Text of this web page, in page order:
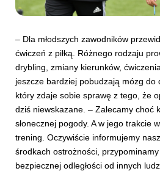
– Dla młodszych zawodników
ćwiczeń z piłką. Różnego rodzaju
drybling, zmiany kierunków,
jeszcze bardziej pobudzają mózg do
który zdaje sobie sprawę z tego, że
dziś niewskazane. – Zalecamy choć
słonecznej pogody. A w jego trakcie
trening. Oczywiście informujemy
środkach ostrożności,
bezpiecznej odległości od innych